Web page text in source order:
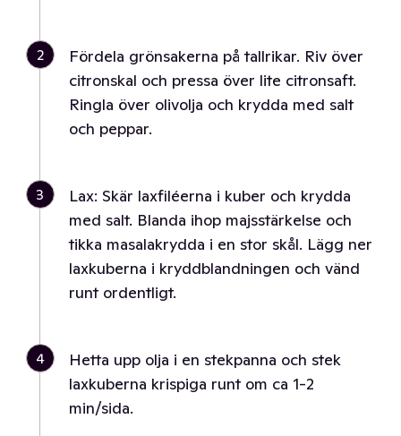
2
Fördela grönsakerna på tallrikar. Riv över
citronskal och pressa över lite citronsaft.
Ringla över olivolja och krydda med salt
och peppar.
3
Lax: Skär laxfiléerna i kuber och krydda
med salt. Blanda ihop majsstärkelse och
tikka masalakrydda i en stor skål. Lägg ner
laxkuberna i kryddblandningen och vänd
runt ordentligt.
4
Hetta upp olja i en stekpanna och stek
laxkuberna krispiga runt om ca 1-2
min/sida.